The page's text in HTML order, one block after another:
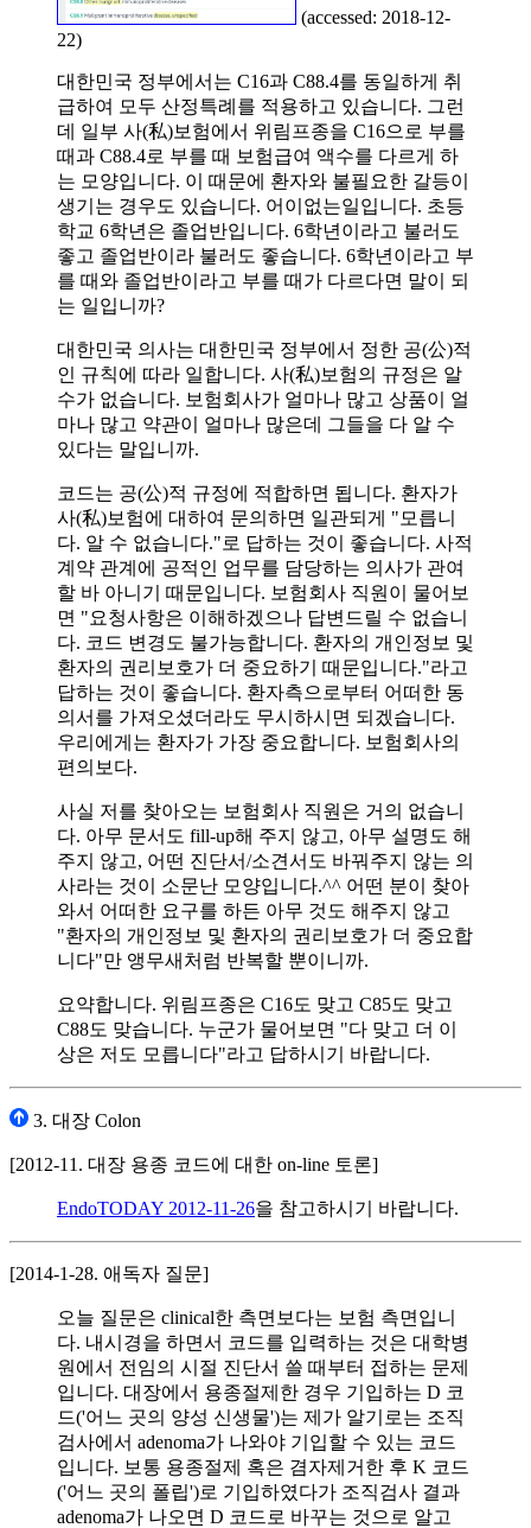
(accessed: 2018-12-
22)
대한민국 정부에서는 C16과 C88.4를 동일하게 취
급하여 모두 산정특례를 적용하고 있습니다. 그런
데 일부 사(私)보험에서 위림프종을 C16으로 부를
때과 C88.4로 부를 때 보험급여 액수를 다르게 하
는 모양입니다. 이 때문에 환자와 불필요한 갈등이
생기는 경우도 있습니다. 어이없는일입니다. 초등
학교 6학년은 졸업반입니다. 6학년이라고 불러도
좋고 졸업반이라 불러도 좋습니다. 6학년이라고 부
를 때와 졸업반이라고 부를 때가 다르다면 말이 되
는 일입니까?
대한민국 의사는 대한민국 정부에서 정한 공(公)적
인 규칙에 따라 일합니다. 사(私)보험의 규정은 알
수가 없습니다. 보험회사가 얼마나 많고 상품이 얼
마나 많고 약관이 얼마나 많은데 그들을 다 알 수
있다는 말입니까.
코드는 공(公)적 규정에 적합하면 됩니다. 환자가
사(私)보험에 대하여 문의하면 일관되게 "모릅니
다. 알 수 없습니다."로 답하는 것이 좋습니다. 사적
계약 관계에 공적인 업무를 담당하는 의사가 관여
할 바 아니기 때문입니다. 보험회사 직원이 물어보
면 "요청사항은 이해하겠으나 답변드릴 수 없습니
다. 코드 변경도 불가능합니다. 환자의 개인정보 및
환자의 권리보호가 더 중요하기 때문입니다."라고
답하는 것이 좋습니다. 환자측으로부터 어떠한 동
의서를 가져오셨더라도 무시하시면 되겠습니다.
우리에게는 환자가 가장 중요합니다. 보험회사의
편의보다.
사실 저를 찾아오는 보험회사 직원은 거의 없습니
다. 아무 문서도 fill-up해 주지 않고, 아무 설명도 해
주지 않고, 어떤 진단서/소견서도 바꿔주지 않는 의
사라는 것이 소문난 모양입니다.^^ 어떤 분이 찾아
와서 어떠한 요구를 하든 아무 것도 해주지 않고
"환자의 개인정보 및 환자의 권리보호가 더 중요합
니다"만 앵무새처럼 반복할 뿐이니까.
요약합니다. 위림프종은 C16도 맞고 C85도 맞고
C88도 맞습니다. 누군가 물어보면 "다 맞고 더 이
상은 저도 모릅니다"라고 답하시기 바랍니다.
3. 대장 Colon
[2012-11. 대장 용종 코드에 대한 on-line 토론]
EndoTODAY 2012-11-26을 참고하시기 바랍니다.
[2014-1-28. 애독자 질문]
오늘 질문은 clinical한 측면보다는 보험 측면입니
다. 내시경을 하면서 코드를 입력하는 것은 대학병
원에서 전임의 시절 진단서 쓸 때부터 접하는 문제
입니다. 대장에서 용종절제한 경우 기입하는 D 코
드('어느 곳의 양성 신생물')는 제가 알기로는 조직
검사에서 adenoma가 나와야 기입할 수 있는 코드
입니다. 보통 용종절제 혹은 겸자제거한 후 K 코드
('어느 곳의 폴립')로 기입하였다가 조직검사 결과
adenoma가 나오면 D 코드로 바꾸는 것으로 알고